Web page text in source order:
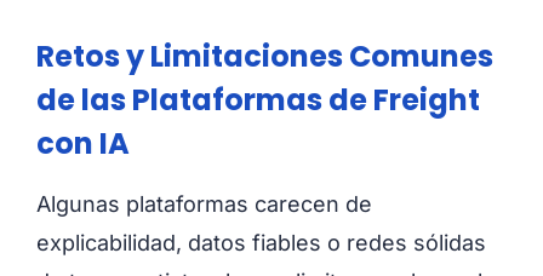
Retos y Limitaciones Comunes
de las Plataformas de Freight
con IA
Algunas plataformas carecen de
explicabilidad, datos fiables o redes sólidas